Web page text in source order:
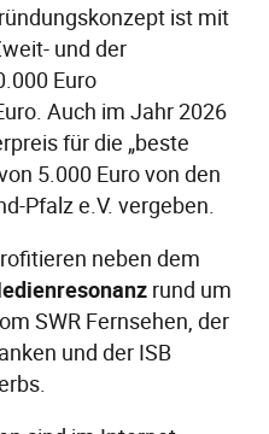
ist mit
und der
Euro
Auch im Jahr 2026
für die „beste
5.000 Euro von den
Pfalz e.V. vergeben.
neben dem
rund um
SWR Fernsehen, der
und der ISB